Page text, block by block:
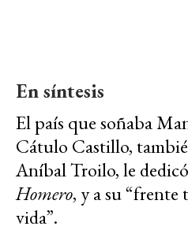
En síntesis
El país que soñaba
Cátulo Castillo,
Aníbal Troilo, le
Homero, y a su “frente
vida”.